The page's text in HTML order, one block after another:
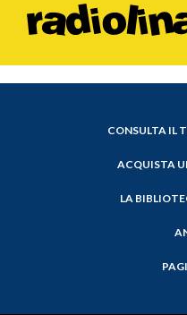
CONSULTA IL
ACQUISTA
LA